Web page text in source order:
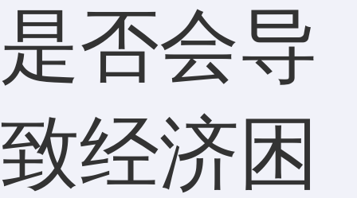
是否会导
致经济困